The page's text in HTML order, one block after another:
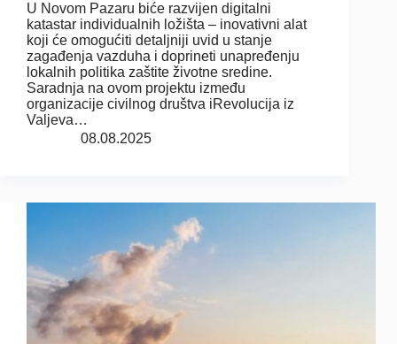
U Novom Pazaru biće razvijen digitalni
katastar individualnih ložišta – inovativni alat
koji će omogućiti detaljniji uvid u stanje
zagađenja vazduha i doprineti unapređenju
lokalnih politika zaštite životne sredine.
Saradnja na ovom projektu između
organizacije civilnog društva iRevolucija iz
Valjeva…
08.08.2025